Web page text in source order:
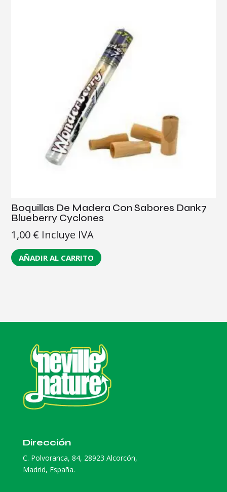
Boquillas De Madera Con Sabores Dank7
Blueberry Cyclones
1,00 € Incluye IVA
AÑADIR AL CARRITO
Dirección
C. Polvoranca, 84, 28923 Alcorcón,
Madrid, España.